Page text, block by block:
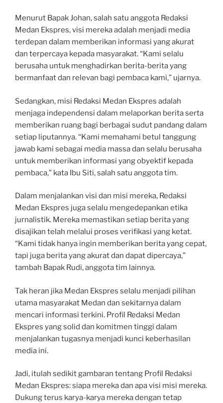
Menurut Bapak Johan, salah satu anggota Redaksi
Medan Ekspres, visi mereka adalah menjadi media
terdepan dalam memberikan informasi yang akurat
dan terpercaya kepada masyarakat. “Kami selalu
berusaha untuk menghadirkan berita-berita yang
bermanfaat dan relevan bagi pembaca kami,” ujarnya.
Sedangkan, misi Redaksi Medan Ekspres adalah
menjaga independensi dalam melaporkan berita serta
memberikan ruang bagi berbagai sudut pandang dalam
setiap liputannya. “Kami memahami betul tanggung
jawab kami sebagai media massa dan selalu berusaha
untuk memberikan informasi yang obyektif kepada
pembaca,” kata Ibu Siti, salah satu anggota tim.
Dalam menjalankan visi dan misi mereka, Redaksi
Medan Ekspres juga selalu mengedepankan etika
jurnalistik. Mereka memastikan setiap berita yang
disajikan telah melalui proses verifikasi yang ketat.
“Kami tidak hanya ingin memberikan berita yang cepat,
tapi juga berita yang akurat dan dapat dipercaya,”
tambah Bapak Rudi, anggota tim lainnya.
Tak heran jika Medan Ekspres selalu menjadi pilihan
utama masyarakat Medan dan sekitarnya dalam
mencari informasi terkini. Profil Redaksi Medan
Ekspres yang solid dan komitmen tinggi dalam
menjalankan tugasnya menjadi kunci keberhasilan
media ini.
Jadi, itulah sedikit gambaran tentang Profil Redaksi
Medan Ekspres: siapa mereka dan apa visi misi mereka.
Dukung terus karya-karya mereka dengan tetap